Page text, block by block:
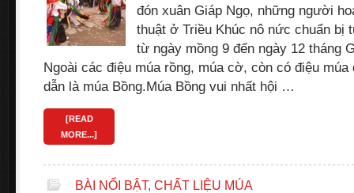
đón xuân Giáp Ngọ, những người
thuật ở Triều Khúc nô nức chuẩn bị
từ ngày mồng 9 đến ngày 12 tháng
Ngoài các điệu múa rồng, múa cờ, còn có điệu múa
dẫn là múa Bồng.Múa Bồng vui nhất hội …
[READ
MORE...]
BÀI NỔI BẬT, CHẤT LIỆU MÚA